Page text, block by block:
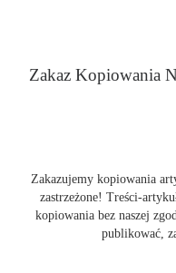
Zakaz Kopiowania
Zakazujemy kopiowania
zastrzeżone! Treści-
kopiowania bez naszej
publikować,